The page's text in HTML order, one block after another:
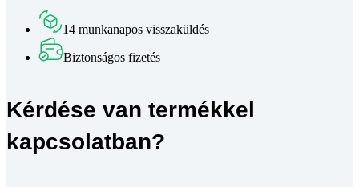
méretre
vágva
14 munkanapos visszaküldés
Biztonságos fizetés
Kérdése van termékkel
kapcsolatban?